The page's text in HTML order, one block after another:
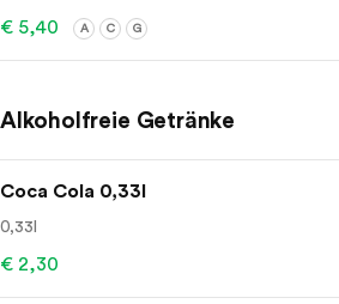
€ 5,40 A C G
Alkoholfreie Getränke
Coca Cola 0,33l
0,33l
€ 2,30